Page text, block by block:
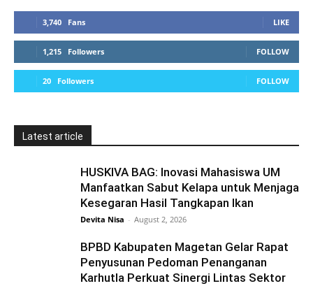
3,740 Fans LIKE
1,215 Followers FOLLOW
20 Followers FOLLOW
Latest article
HUSKIVA BAG: Inovasi Mahasiswa UM
Manfaatkan Sabut Kelapa untuk Menjaga
Kesegaran Hasil Tangkapan Ikan
Devita Nisa - August 2, 2026
BPBD Kabupaten Magetan Gelar Rapat
Penyusunan Pedoman Penanganan
Karhutla Perkuat Sinergi Lintas Sektor